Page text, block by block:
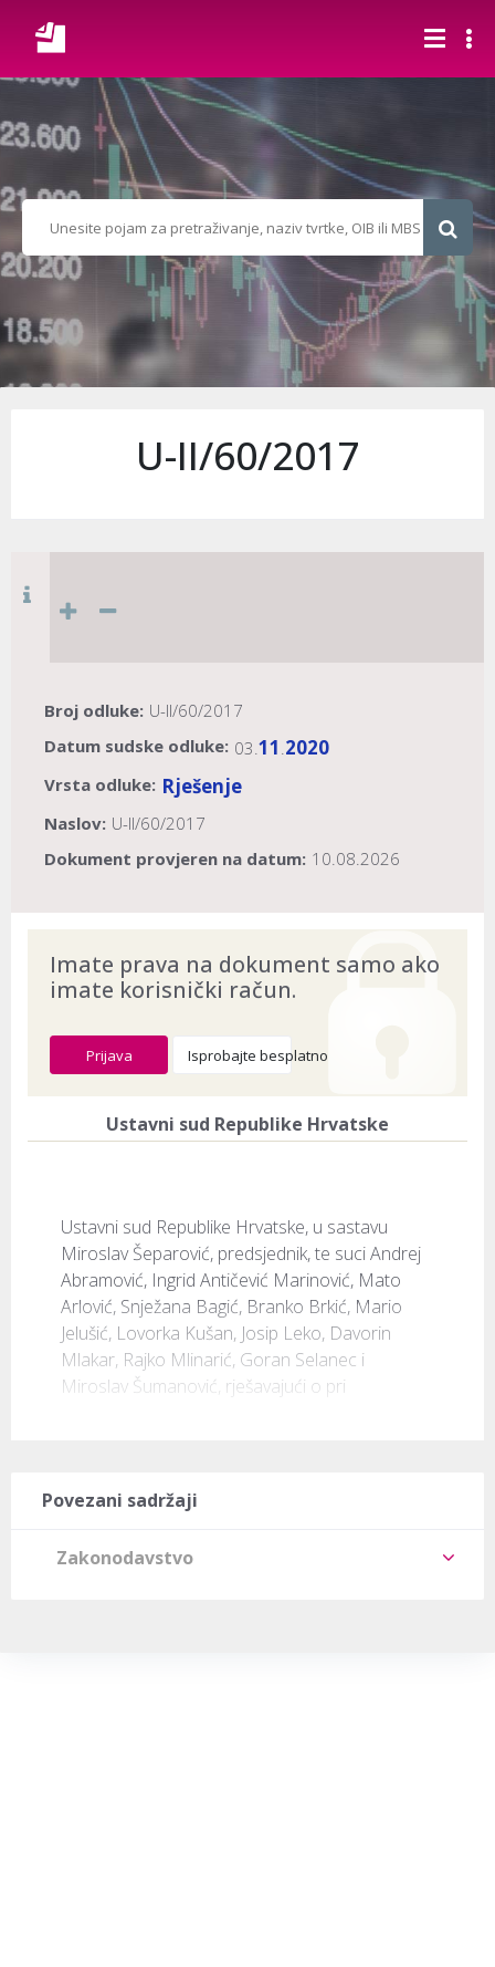
U-II/60/2017
Broj odluke: U-II/60/2017
Datum sudske odluke: 03.11 .2020
Vrsta odluke: Rješenje
Naslov: U-II/60/2017
Dokument provjeren na datum: 10.08.2026
Imate prava na dokument samo ako
imate korisnički račun.
Prijava Isprobajte besplatno
Ustavni sud Republike Hrvatske
Ustavni sud Republike Hrvatske, u sastavu
Miroslav Šeparović, predsjednik, te suci Andrej
Abramović, Ingrid Antičević Marinović, Mato
Arlović, Snježana Bagić, Branko Brkić, Mario
Jelušić, Lovorka Kušan, Josip Leko, Davorin
Mlakar, Rajko Mlinarić, Goran Selanec i
Miroslav Šumanović, rješavajući o pri
Povezani sadržaji
Zakonodavstvo